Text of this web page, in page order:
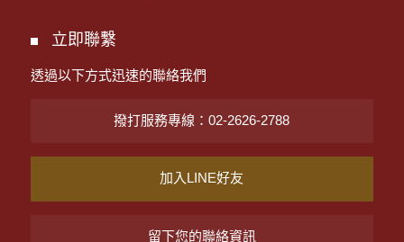
立即聯繫
透過以下方式迅速的聯絡我們
撥打服務專線：02-2626-2788
加入LINE好友
留下您的聯絡資訊